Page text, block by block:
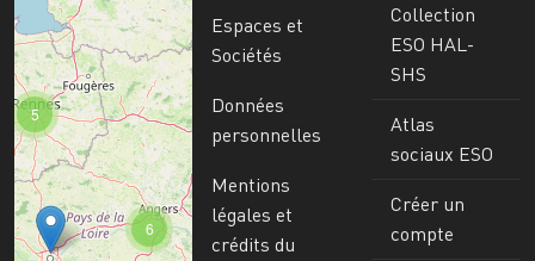
6
5
Espaces et
Sociétés
Données
personnelles
Mentions
légales et
crédits du
Collection
ESO HAL-
SHS
Atlas
sociaux ESO
Créer un
compte